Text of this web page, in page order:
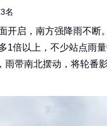
名
开启，南方强降雨不
1倍以上，不少站点雨
雨带南北摆动，将轮番